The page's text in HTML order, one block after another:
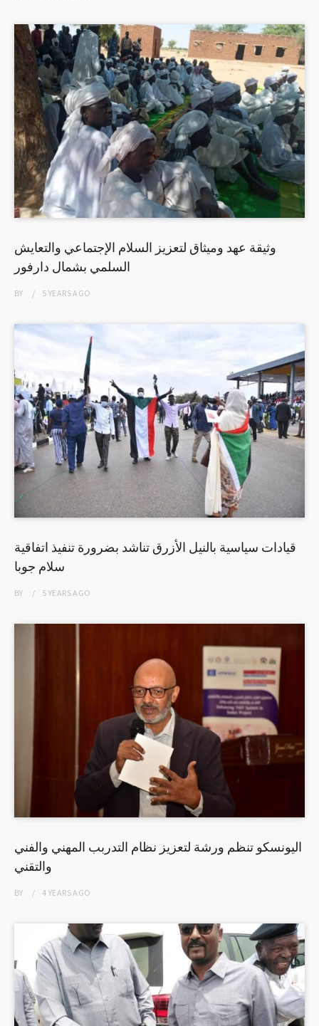
وثيقة عهد وميثاق لتعزيز السلام الإجتماعي والتعايش
السلمي بشمال دارفور
BY 5 YEARSAGO
قيادات سياسية بالنيل الأزرق تناشد بضرورة تنفيذ اتفاقية
سلام جوبا
BY 5 YEARSAGO
اليونسكو تنظم ورشة لتعزيز نظام التدربب المهني والفني
والتقني
BY 4 YEARSAGO